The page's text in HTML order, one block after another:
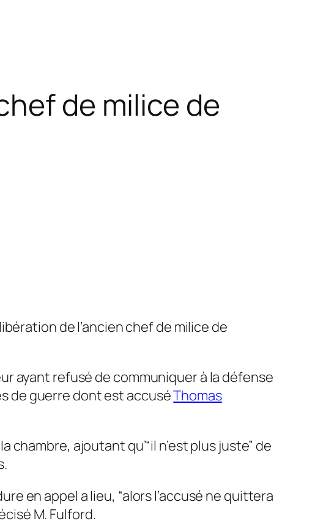
de milice de
de l’ancien chef de milice de
ayant refusé de communiquer à la défense
de guerre dont est accuséThomas
chambre, ajoutant qu’“il n’est plus juste” de
en appel a lieu, “alors l’accusé ne quittera
M. Fulford.